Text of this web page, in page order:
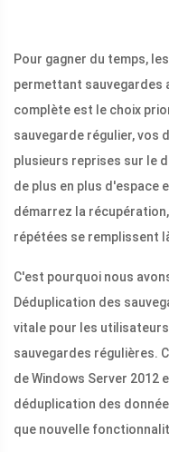
Pour gagner du temps,
permettant sauvegardes
complète est le choix
sauvegarde régulier, vos
plusieurs reprises sur le
de plus en plus d'espace
démarrez la
répétées se remplissent
C'est pourquoi nous
Déduplication des
vitale pour les
sauvegardes régulières.
de Windows Server 2012
déduplication des
que nouvelle